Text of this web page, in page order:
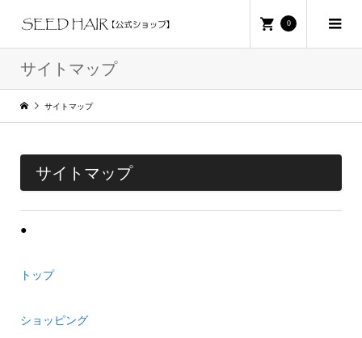
0
サイトマップ
サイトマップ
サイトマップ
●
トップ
ショッピング